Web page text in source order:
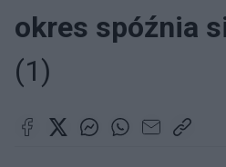
okres spóźnia
(1)